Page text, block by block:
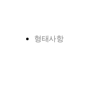
형태사항